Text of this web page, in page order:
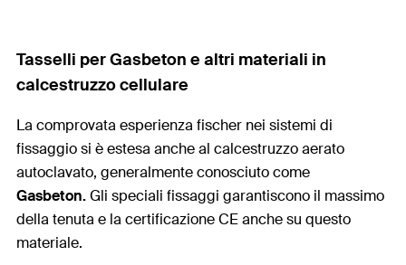
Tasselli per Gasbeton e altri materiali in
calcestruzzo cellulare
La comprovata esperienza fischer nei sistemi di
fissaggio si è estesa anche al calcestruzzo aerato
autoclavato, generalmente conosciuto come
Gasbeton.Gli speciali fissaggi garantiscono il massimo
della tenuta e la certificazione CE anche su questo
materiale.